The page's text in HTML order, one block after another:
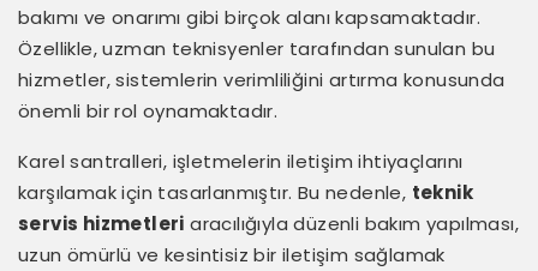
bakımı ve onarımı gibi birçok alanı kapsamaktadır.
Özellikle, uzman teknisyenler tarafından sunulan bu
hizmetler, sistemlerin verimliliğini artırma konusunda
önemli bir rol oynamaktadır.
Karel santralleri, işletmelerin iletişim ihtiyaçlarını
karşılamak için tasarlanmıştır. Bu nedenle, teknik
servis hizmetleri aracılığıyla düzenli bakım yapılması,
uzun ömürlü ve kesintisiz bir iletişim sağlamak